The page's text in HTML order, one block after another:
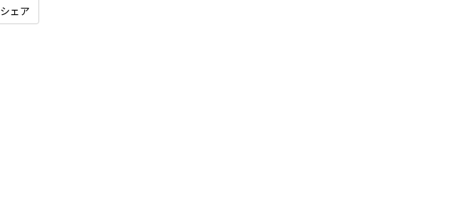
シェア